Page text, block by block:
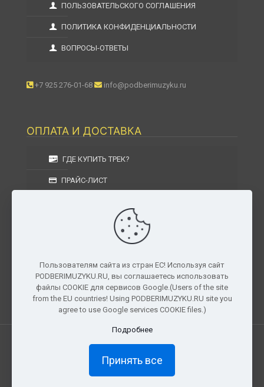
ПОЛЬЗОВАТЕЛЬСКОГО СОГЛАШЕНИЯ
ПОЛИТИКА КОНФИДЕНЦИАЛЬНОСТИ
ВОПРОСЫ-ОТВЕТЫ
+7 925 276-01-68 info@podberimuzyku.ru
ОПЛАТА И ДОСТАВКА
ГДЕ КУПИТЬ ТРЕК?
ПРАЙС-ЛИСТ
УСЛОВИЯ ДОСТАВКИ
УСЛОВИЯ ВОЗВРАТА
г. Москва, Московская область, Центральный
федеральный округ, РФ, Россия
Все права защищены. © 2026 PODBERIMUZYKU.RU
Пользователям сайта из стран ЕС! Используя сайт
PODBERIMUZYKU.RU, вы соглашаетесь использовать
файлы COOKIE для сервисов Google.(Users of the site
from the EU countries! Using PODBERIMUZYKU.RU site you
agree to use Google services COOKIE files.)
Подробнее
Принять все